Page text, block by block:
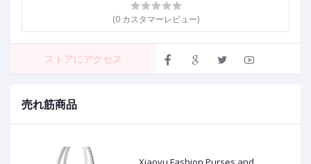
(0 カスタマーレビュー)
ストアにアクセス
売れ筋商品